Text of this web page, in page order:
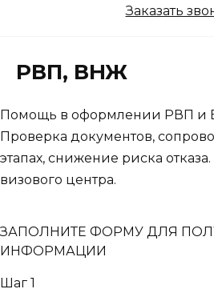
Заказать
РВП, ВНЖ
Помощь в оформлении РВП и
Проверка документов,
этапах, снижение риска
визового центра.
ЗАПОЛНИТЕ ФОРМУ ДЛЯ
ИНФОРМАЦИИ
Шаг 1